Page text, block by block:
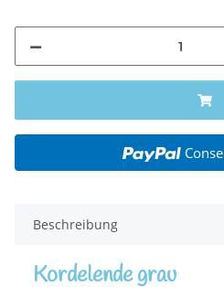
Beschreibung
Kordelende grau